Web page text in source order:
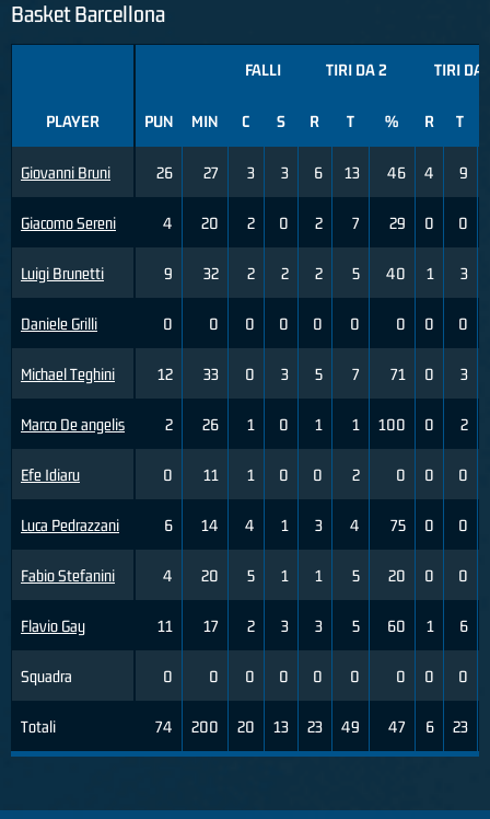
Basket Barcellona
PLAYER
Giovanni Bruni
Giacomo Sereni
Luigi Brunetti
Daniele Grilli
Michael Teghini
Marco De angelis
Efe Idiaru
Luca Pedrazzani
Fabio Stefanini
Flavio Gay
Squadra
Totali
FALLI TIRI DA 2 TIRI DA
PUN MIN C S R T % R T
26 27 3 3 6 13 46 4 9
4 20 2 0 2 7 29 0 0
9 32 2 2 2 5 40 1 3
0 0 0 0 0 0 0 0 0
12 33 0 3 5 7 71 0 3
2 26 1 0 1 1 100 0 2
0 11 1 0 0 2 0 0 0
6 14 4 1 3 4 75 0 0
4 20 5 1 1 5 20 0 0
11 17 2 3 3 5 60 1 6
0 0 0 0 0 0 0 0 0
74 200 20 13 23 49 47 6 23